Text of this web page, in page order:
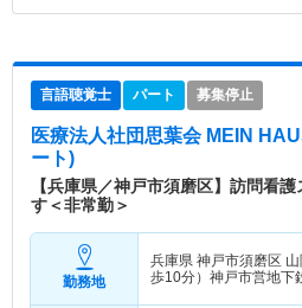
言語聴覚士 パート 募集停止
医療法人社団思葉会 MEIN
ート)
【兵庫県／神戸市須磨区】訪問看
す＜非常勤＞
勤務地
兵庫県 神戸市須磨区
歩10分）神戸市営地下